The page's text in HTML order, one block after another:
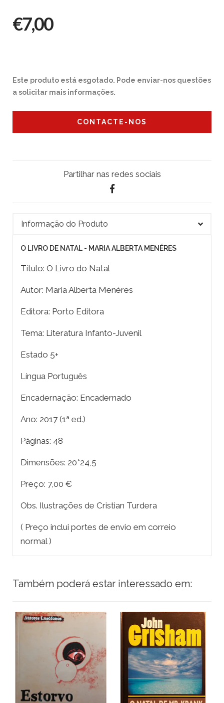
€7,00
Este produto está esgotado. Pode enviar-nos questões
a solicitar mais informações.
CONTACTE-NOS
Partilhar nas redes sociais
Informação do Produto
O LIVRO DE NATAL - MARIA ALBERTA MENÉRES
Título: O Livro do Natal
Autor: Maria Alberta Menéres
Editora: Porto Editora
Tema: Literatura Infanto-Juvenil
Estado 5+
Língua Português
Encadernação: Encadernado
Ano: 2017 (1ª ed.)
Páginas: 48
Dimensões: 20*24,5
Preço: 7,00 €
Obs. Ilustrações de Cristian Turdera
( Preço inclui portes de envio em correio
normal )
Também poderá estar interessado em: